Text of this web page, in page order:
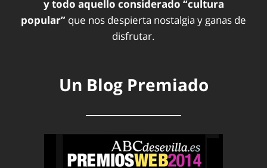
y todo aquello considerado “cultura
popular” que nos despierta nostalgia y ganas de
disfrutar.
Un Blog Premiado